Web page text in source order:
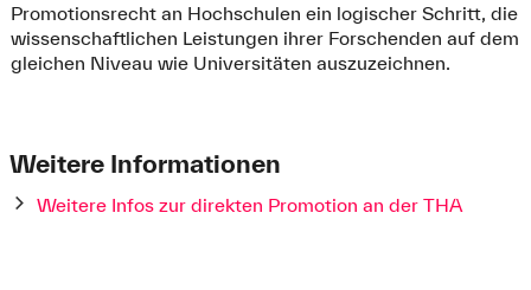
Promotionsrecht an Hochschulen ein logischer Schritt, die
wissenschaftlichen Leistungen ihrer Forschenden auf dem
gleichen Niveau wie Universitäten auszuzeichnen.
Weitere Informationen
Weitere Infos zur direkten Promotion an der THA